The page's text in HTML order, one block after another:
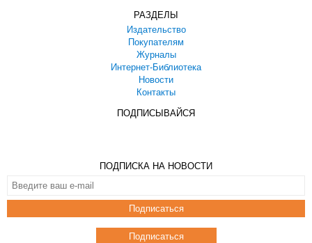
РАЗДЕЛЫ
Издательство
Покупателям
Журналы
Интернет-Библиотека
Новости
Контакты
ПОДПИСЫВАЙСЯ
ПОДПИСКА НА НОВОСТИ
Подписаться
Подписаться